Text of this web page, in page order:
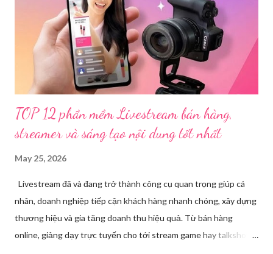
(sinh năm 1994), trú tại xã Phủ Thông, tỉnh Thái Nguyên, cùng
một số đối tượng khác đã tham gia tổ chức livestream nội dung
đồi trụy nhằm mục đích thu lợi. Các đối tượng liên quan gồm
L.V.D (sinh ...
TOP 12 phần mềm Livestream bán hàng,
streamer và sáng tạo nội dung tốt nhất
May 25, 2026
Livestream đã và đang trở thành công cụ quan trọng giúp cá
nhân, doanh nghiệp tiếp cận khách hàng nhanh chóng, xây dựng
thương hiệu và gia tăng doanh thu hiệu quả. Từ bán hàng
online, giảng dạy trực tuyến cho tới stream game hay talkshow,